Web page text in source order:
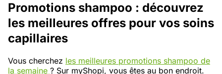
Promotions shampoo : découvrez
les meilleures offres pour vos soins
capillaires
Vous cherchez les meilleures promotions shampoo de
la semaine ? Sur myShopi, vous êtes au bon endroit.